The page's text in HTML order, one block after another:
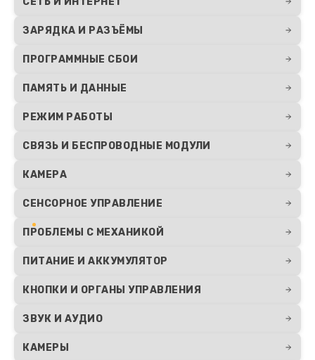
ЗАРЯДКА И РАЗЪЁМЫ
ПРОГРАММНЫЕ СБОИ
ПАМЯТЬ И ДАННЫЕ
РЕЖИМ РАБОТЫ
СВЯЗЬ И БЕСПРОВОДНЫЕ МОДУЛИ
КАМЕРА
СЕНСОРНОЕ УПРАВЛЕНИЕ
ПРОБЛЕМЫ С МЕХАНИКОЙ
ПИТАНИЕ И АККУМУЛЯТОР
КНОПКИ И ОРГАНЫ УПРАВЛЕНИЯ
ЗВУК И АУДИО
КАМЕРЫ